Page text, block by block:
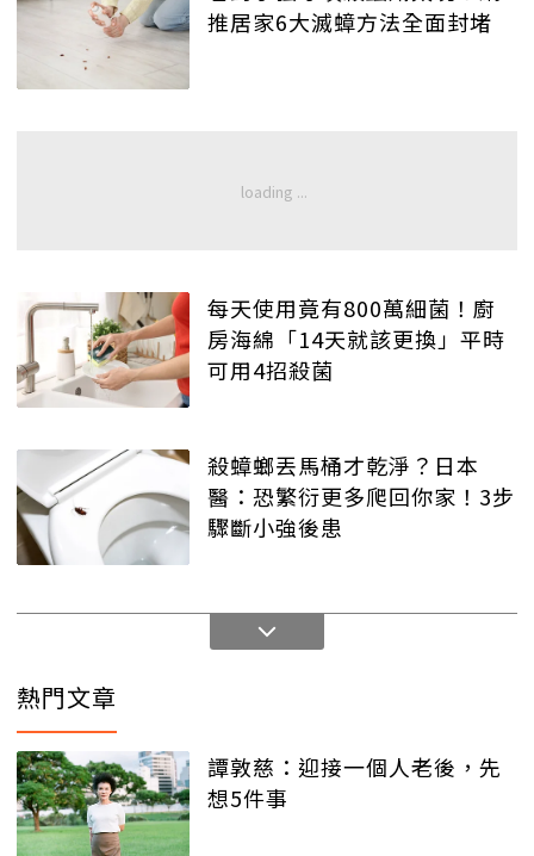
推居家6大滅蟑方法全面封堵
每天使用竟有800萬細菌！廚
房海綿「14天就該更換」平時
可用4招殺菌
殺蟑螂丟馬桶才乾淨？日本
醫：恐繁衍更多爬回你家！3步
驟斷小強後患
熱門文章
譚敦慈：迎接一個人老後，先
想5件事